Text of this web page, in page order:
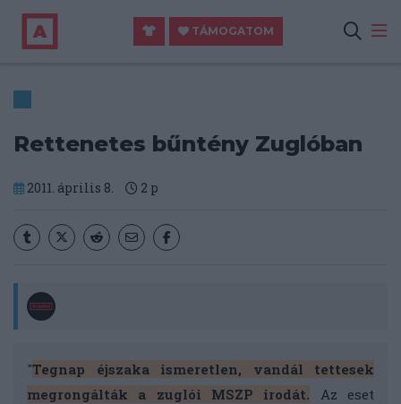
TÁMOGATOM
Rettenetes bűntény Zuglóban
2011. április 8. 2 p
"Tegnap éjszaka ismeretlen, vandál tettesek
megrongálták a zuglói MSZP irodát. Az eset